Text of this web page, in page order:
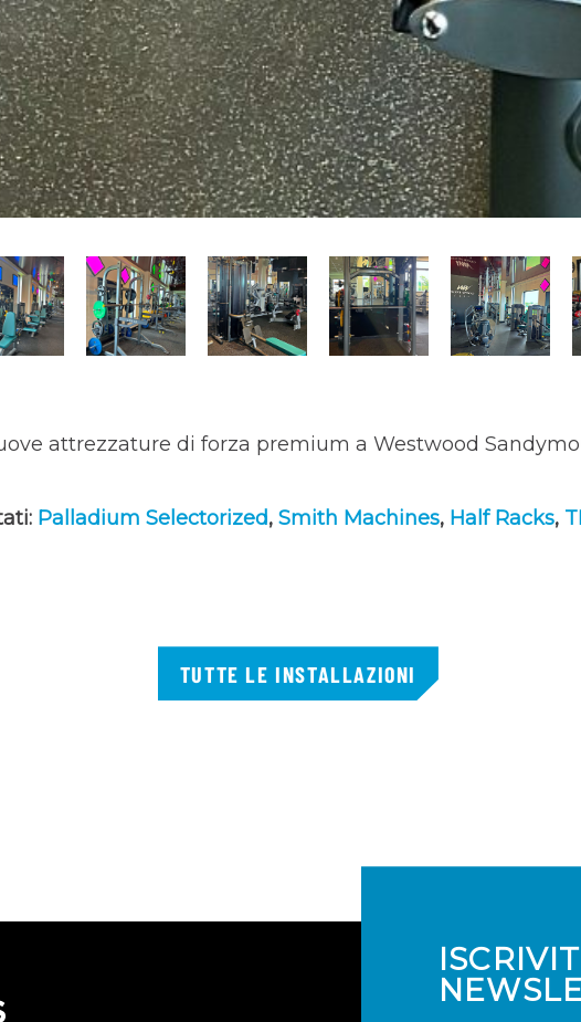
attrezzature di forza premium a Westwood
Palladium Selectorized, Smith Machines, Half Racks,
TUTTE LE INSTALLAZIONI